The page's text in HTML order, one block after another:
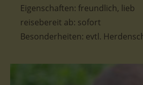
Eigenschaften: freundlich, lieb
reisebereit ab: sofort
Besonderheiten: evtl.